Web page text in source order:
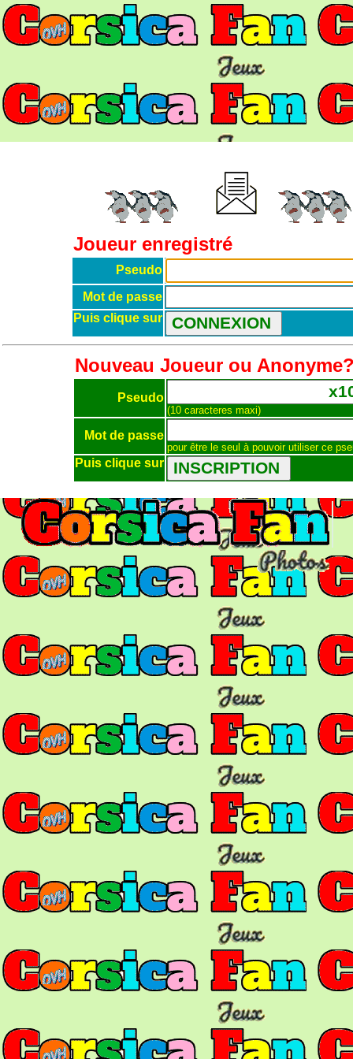
Joueur enregistré
Pseudo
Mot de passe
Puis clique sur
Nouveau Joueur ou
Pseudo
(10 caracteres maxi)
Mot de passe
pour être le seul à pouvoir utiliser ce
Puis clique sur